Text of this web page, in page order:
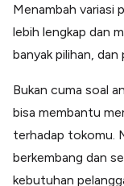
Menambah variasi
lebih lengkap dan
banyak pilihan,
Bukan cuma soal
bisa membantu
terhadap tokomu.
berkembang dan
kebutuhan